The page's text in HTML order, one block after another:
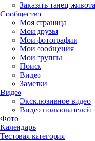
Заказать танец живота
Сообщество
Моя страница
Мои друзья
Мои фотографии
Мои сообщения
Мои группы
Поиск
Видео
Заметки
Видео
Эксклюзивное видео
Видео пользователей
Фото
Календарь
Тестовая категория